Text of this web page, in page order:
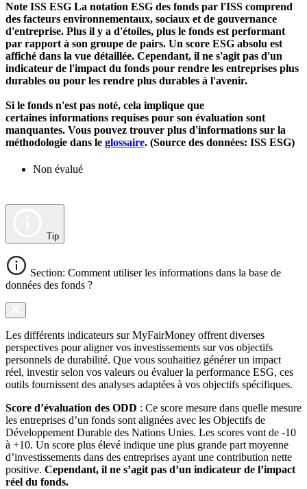
Note ISS ESG La notation ESG des fonds par l'ISS comprend
des facteurs environnementaux, sociaux et de gouvernance
d'entreprise. Plus il y a d'étoiles, plus le fonds est performant
par rapport à son groupe de pairs. Un score ESG absolu est
affiché dans la vue détaillée. Cependant, il ne s'agit pas d'un
indicateur de l'impact du fonds pour rendre les entreprises plus
durables ou pour les rendre plus durables à l'avenir.
Si le fonds n'est pas noté, cela implique que
certaines informations requises pour son évaluation sont
manquantes. Vous pouvez trouver plus d'informations sur la
méthodologie dans le glossaire. (Source des données: ISS ESG)
Non évalué
Tip
Section: Comment utiliser les informations dans la base de
données des fonds ?
Les différents indicateurs sur MyFairMoney offrent diverses
perspectives pour aligner vos investissements sur vos objectifs
personnels de durabilité. Que vous souhaitiez générer un impact
réel, investir selon vos valeurs ou évaluer la performance ESG, ces
outils fournissent des analyses adaptées à vos objectifs spécifiques.
Score d’évaluation des ODD : Ce score mesure dans quelle mesure
les entreprises d’un fonds sont alignées avec les Objectifs de
Développement Durable des Nations Unies. Les scores vont de -10
à +10. Un score plus élevé indique une plus grande part moyenne
d’investissements dans des entreprises ayant une contribution nette
positive. Cependant, il ne s’agit pas d’un indicateur de l’impact
réel du fonds.